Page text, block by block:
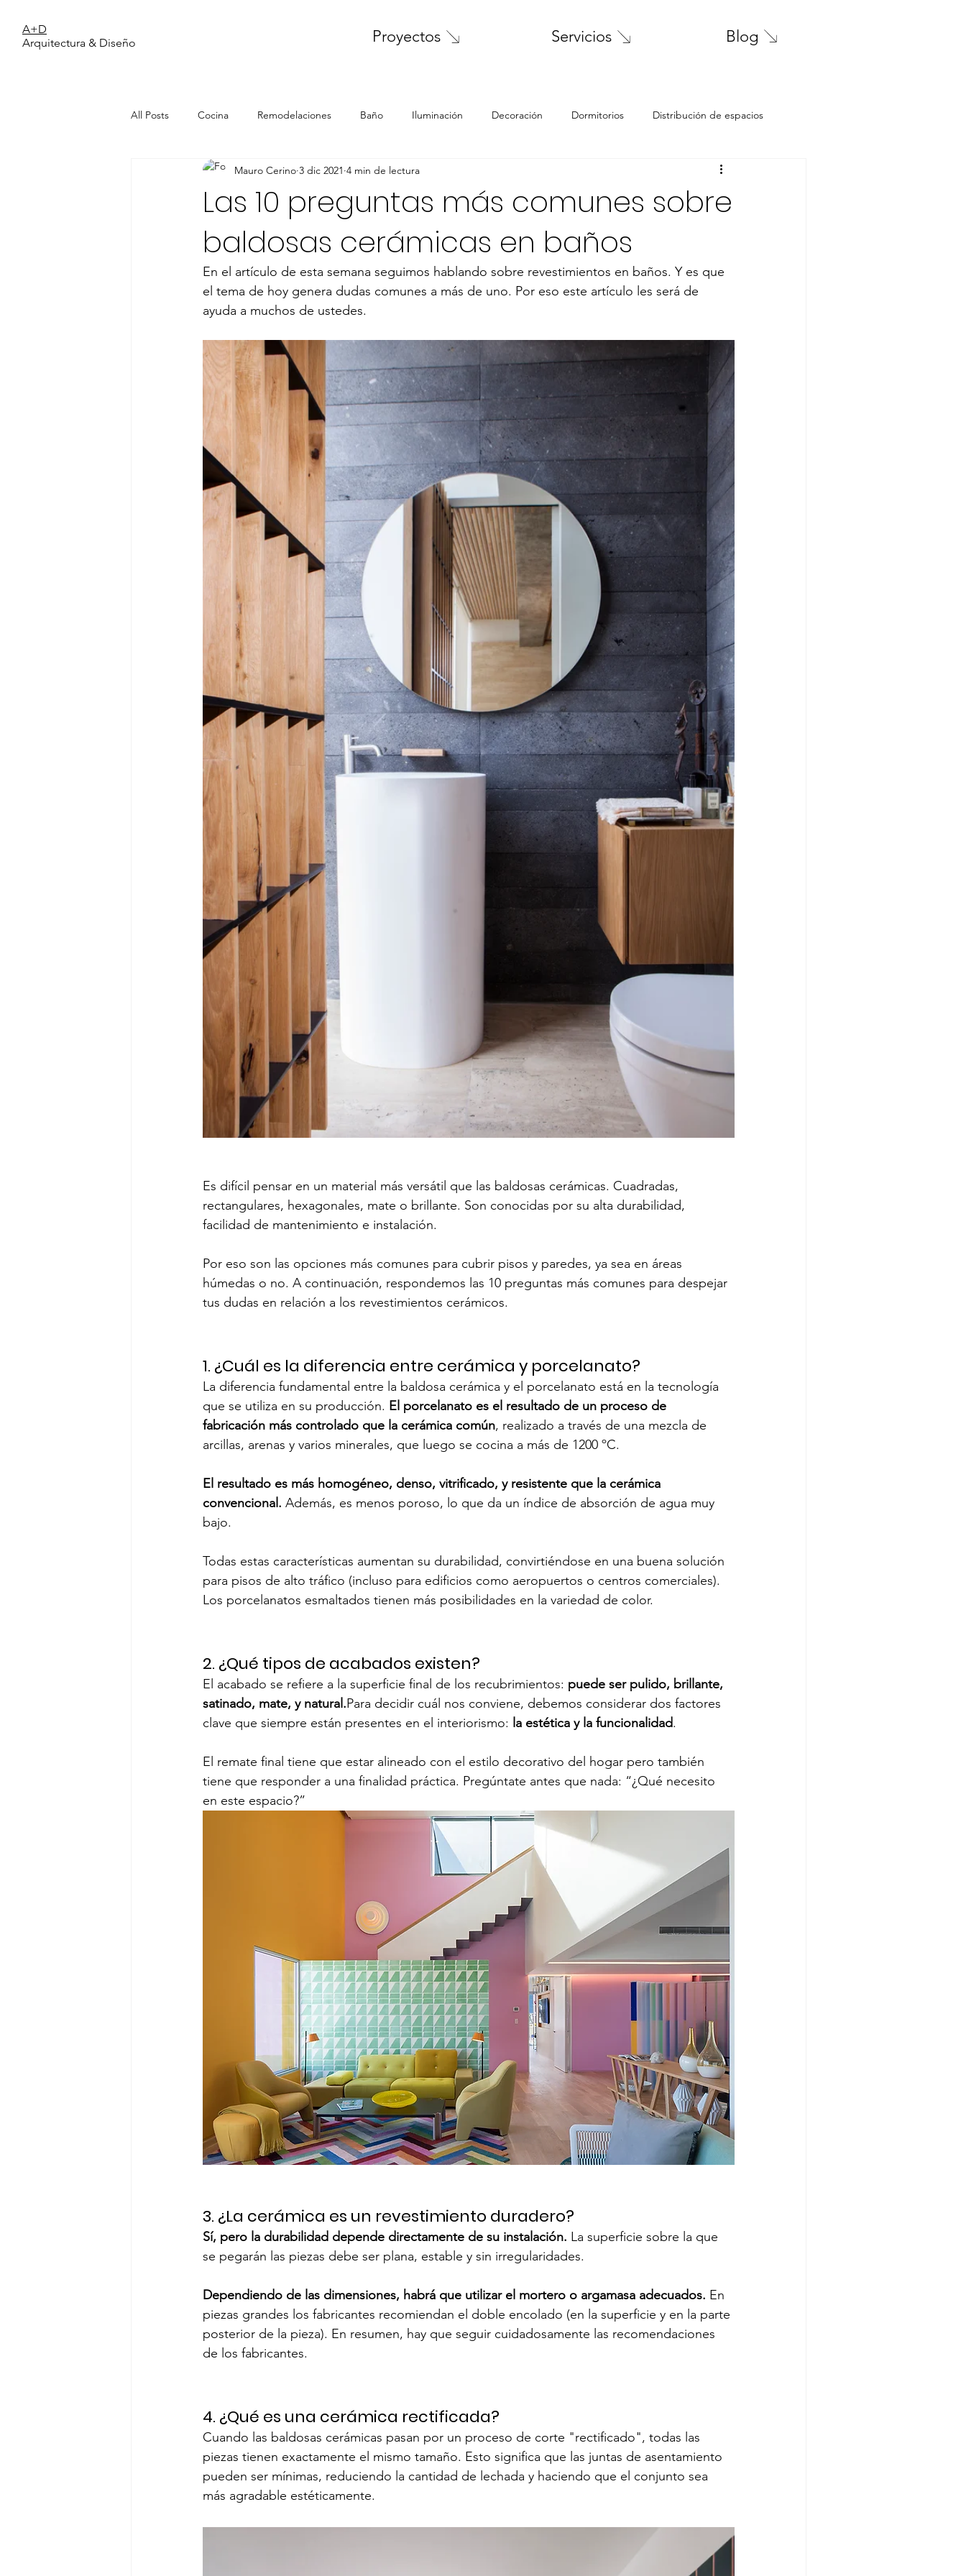
Blog
Servicios
Proyectos
Arquitectura & Diseño
A+D
All Posts Cocina Remodelaciones Baño Iluminación Decoración Dormitorios Distribución de espacios
Living/Estar Cerramientos Materiales Patio
pareja joven Color y Pinturas Análisis de casas Análisis, reflexiones
espacios pequeños
Las 10 preguntas más comunes sobre
baldosas cerámicas en baños
Mauro Cerino 3 dic 2021 4 min de lectura
En el artículo de esta semana seguimos hablando sobre revestimientos en baños. Y es que
el tema de hoy genera dudas comunes a más de uno. Por eso este artículo les será de
ayuda a muchos de ustedes.
Es difícil pensar en un material más versátil que las baldosas cerámicas. Cuadradas,
rectangulares, hexagonales, mate o brillante. Son conocidas por su alta durabilidad,
facilidad de mantenimiento e instalación.
Por eso son las opciones más comunes para cubrir pisos y paredes, ya sea en áreas
húmedas o no. A continuación, respondemos las 10 preguntas más comunes para despejar
tus dudas en relación a los revestimientos cerámicos.
1. ¿Cuál es la diferencia entre cerámica y porcelanato?
La diferencia fundamental entre la baldosa cerámica y el porcelanato está en la tecnología
que se utiliza en su producción. El porcelanato es el resultado de un proceso de
fabricación más controlado que la cerámica común, realizado a través de una mezcla de
arcillas, arenas y varios minerales, que luego se cocina a más de 1200 ºC.
El resultado es más homogéneo, denso, vitrificado, y resistente que la cerámica
convencional. Además, es menos poroso, lo que da un índice de absorción de agua muy
bajo.
Todas estas características aumentan su durabilidad, convirtiéndose en una buena solución
para pisos de alto tráfico (incluso para edificios como aeropuertos o centros comerciales).
Los porcelanatos esmaltados tienen más posibilidades en la variedad de color.
2. ¿Qué tipos de acabados existen?
El acabado se refiere a la superficie final de los recubrimientos: puede ser pulido, brillante,
satinado, mate, y natural.Para decidir cuál nos conviene, debemos considerar dos factores
clave que siempre están presentes en el interiorismo: la estética y la funcionalidad.
El remate final tiene que estar alineado con el estilo decorativo del hogar pero también
tiene que responder a una finalidad práctica. Pregúntate antes que nada: “¿Qué necesito
en este espacio?”
3. ¿La cerámica es un revestimiento duradero?
Sí, pero la durabilidad depende directamente de su instalación. La superficie sobre la que
se pegarán las piezas debe ser plana, estable y sin irregularidades.
Dependiendo de las dimensiones, habrá que utilizar el mortero o argamasa adecuados. En
piezas grandes los fabricantes recomiendan el doble encolado (en la superficie y en la parte
posterior de la pieza). En resumen, hay que seguir cuidadosamente las recomendaciones
de los fabricantes.
4. ¿Qué es una cerámica rectificada?
Cuando las baldosas cerámicas pasan por un proceso de corte "rectificado", todas las
piezas tienen exactamente el mismo tamaño. Esto significa que las juntas de asentamiento
pueden ser mínimas, reduciendo la cantidad de lechada y haciendo que el conjunto sea
más agradable estéticamente.